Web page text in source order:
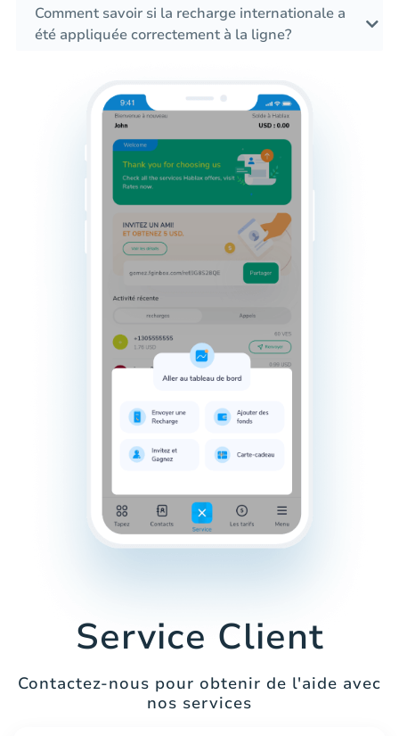
Comment savoir si la recharge internationale a
été appliquée correctement à la ligne?
Service Client
Contactez-nous pour obtenir de l'aide avec
nos services